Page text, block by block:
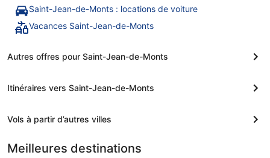
Saint-Jean-de-Monts : locations de voiture
Vacances Saint-Jean-de-Monts
Autres offres pour Saint-Jean-de-Monts
Itinéraires vers Saint-Jean-de-Monts
Vols à partir d’autres villes
Meilleures destinations